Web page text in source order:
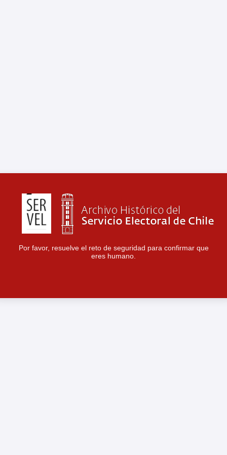
Por favor, resuelve el reto de seguridad para confirmar que
eres humano.